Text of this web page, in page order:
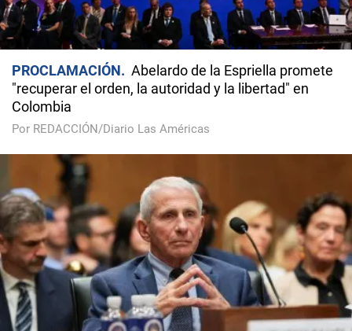
PROCLAMACIÓN
Abelardo de la Espriella promete
"recuperar el orden, la autoridad y la libertad" en
Colombia
Por REDACCIÓN/Diario Las Américas